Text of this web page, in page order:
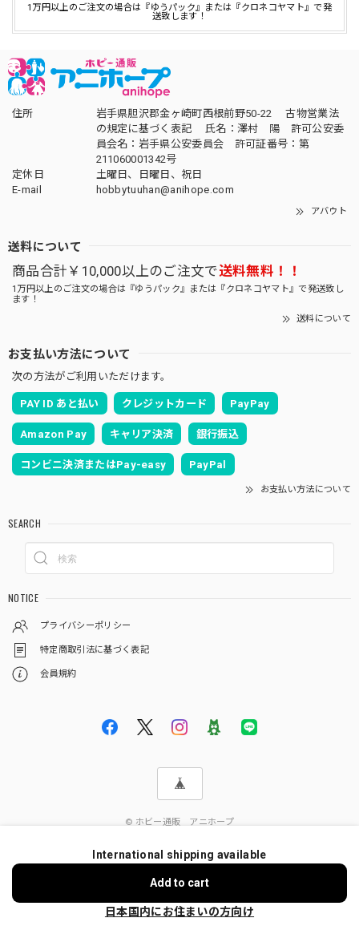
1万円以上のご注文の場合は『ゆうパック』または『クロネコヤマト』で発
送致します！
住所
岩手県胆沢郡金ヶ崎町西根前野50-22 古物営業法
の規定に基づく表記 氏名：澤村 陽 許可公安委
員会名：岩手県公安委員会 許可証番号：第
211060001342号
定休日
土曜日、日曜日、祝日
E-mail
hobbytuuhan@anihope.com
アバウト
送料について
商品合計￥10,000以上のご注文で送料無料！！
1万円以上のご注文の場合は『ゆうパック』または『クロネコヤマト』で発送致し
ます！
送料について
お支払い方法について
次の方法がご利用いただけます。
PAY ID あと払い クレジットカード PayPay
Amazon Pay キャリア決済 銀行振込
コンビニ決済またはPay-easy PayPal
お支払い方法について
SEARCH
NOTICE
プライバシーポリシー
特定商取引法に基づく表記
会員規約
© ホビー通販 アニホープ
International shipping available
Add to cart
日本国内にお住まいの方向け
ショップに質問する